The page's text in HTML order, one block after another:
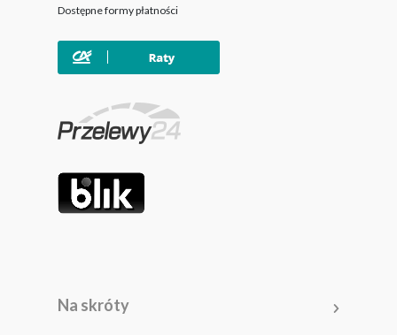
Dostępne formy płatności
Na skróty